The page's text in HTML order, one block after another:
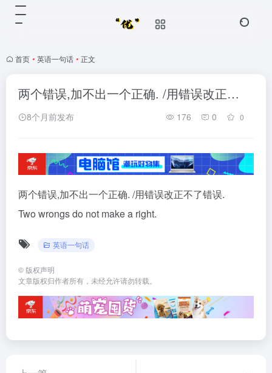
首页 • 英语一句话 • 正文
两个错误,加不出一个正确. /用错误改正…
8个月前发布 176 0 0
两个错误,加不出一个正确. /用错误改正不了错误.
Two wrongs do not make a right.
英语一句话
© 版权声明
文章版权归作者所有，未经允许请勿转载。